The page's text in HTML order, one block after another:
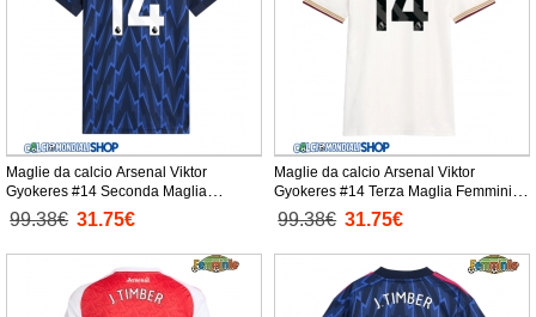
Maglie da calcio Arsenal Viktor
Gyokeres #14 Seconda Maglia
Femminile 2025-26 Manica Corta
99.38€ 31.75€
Maglie da calcio Arsenal Viktor
Gyokeres #14 Terza Maglia Femminile
2025-26 Manica Corta
99.38€ 31.75€